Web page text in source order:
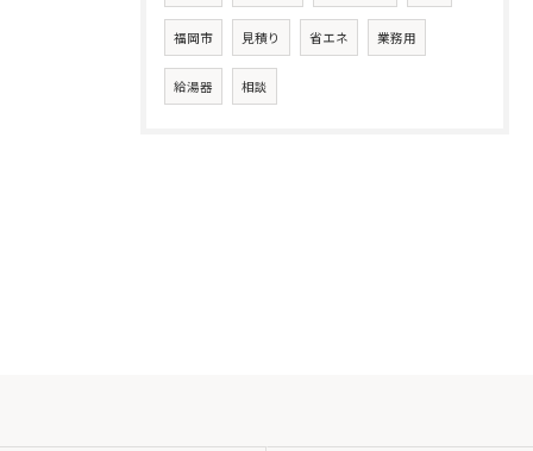
福岡市 見積り 省エネ 業務用
給湯器 相談